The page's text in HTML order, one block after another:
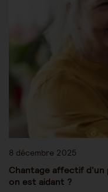
8 décembre 2025
Chantage affectif
on est aidant ?